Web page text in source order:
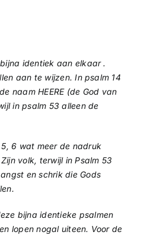
identiek aan elkaar .
aan te wijzen. In psalm 14
naam HEERE (de God van
in psalm 53 alleen de
6 wat meer de nadruk
volk, terwijl in Psalm 53
en schrik die Gods
bijna identieke psalmen
lopen nogal uiteen. Voor de